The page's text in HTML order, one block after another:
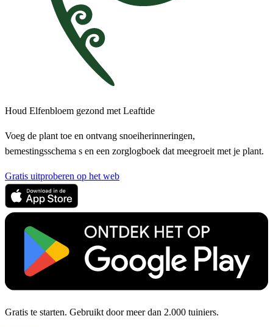
Houd Elfenbloem gezond met Leaftide
Voeg de plant toe en ontvang snoeiherinneringen,
bemestingsschema s en een zorglogboek dat meegroeit met je plant.
Gratis uitproberen op het web
Gratis te starten. Gebruikt door meer dan 2.000 tuiniers.